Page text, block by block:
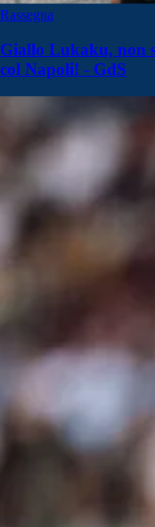
Rassegna
Giallo Lukaku, non
col Napoli! - GdS